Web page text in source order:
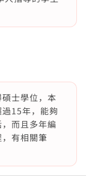
士學位，本
15年，能夠
而且多年編
有相關筆